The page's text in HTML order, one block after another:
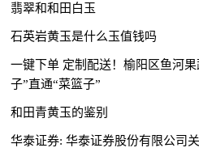
翡翠和和田白玉
石英岩黄玉是什么玉值钱吗
一键下单 定制配送！榆阳区鱼河
子”直通“菜篮子”
和田青黄玉的鉴别
华泰证券: 华泰证券股份有限公司